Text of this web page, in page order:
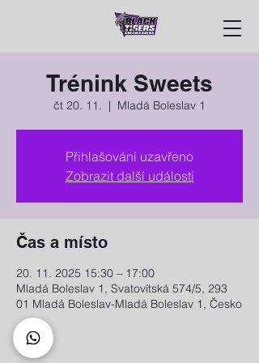
Trénink Sweets
čt 20. 11.
  |
Mladá Boleslav 1
Přihlašování uzavřeno
Zobrazit další události
Čas a místo
20. 11. 2025 15:30 – 17:00
Mladá Boleslav 1, Svatovítská 574/5, 293
01 Mladá Boleslav-Mladá Boleslav 1, Česko